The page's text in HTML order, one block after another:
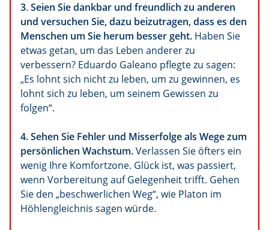
3. Seien Sie dankbar und freundlich zu anderen
und versuchen Sie, dazu beizutragen, dass es den
Menschen um Sie herum besser geht. Haben Sie
etwas getan, um das Leben anderer zu
verbessern? Eduardo Galeano pflegte zu sagen:
„Es lohnt sich nicht zu leben, um zu gewinnen, es
lohnt sich zu leben, um seinem Gewissen zu
folgen“.
4.Sehen Sie Fehler und Misserfolge als Wege zum
persönlichen Wachstum.Verlassen Sie öfters ein
wenig Ihre Komfortzone. Glück ist, was passiert,
wenn Vorbereitung auf Gelegenheit trifft. Gehen
Sie den „beschwerlichen Weg“, wie Platon im
Höhlengleichnis sagen würde.